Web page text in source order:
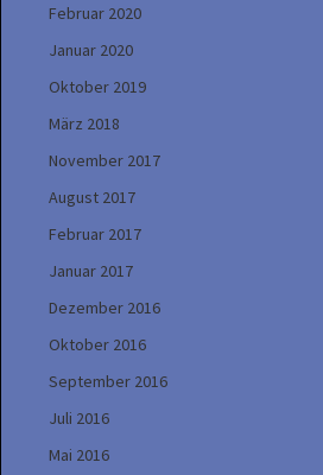
Februar 2020
Januar 2020
Oktober 2019
März 2018
November 2017
August 2017
Februar 2017
Januar 2017
Dezember 2016
Oktober 2016
September 2016
Juli 2016
Mai 2016